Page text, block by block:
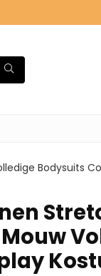
Bodysuits